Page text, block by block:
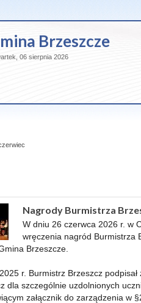
Brzeszcze
06 sierpnia 2026
Nagrody Burmistrza
W dniu 26 czerwca 2026 r. w
wręczenia nagród Burmistrza
Brzeszcze.
r. Burmistrz Brzeszcz
dla szczególnie uzdolnionych
załącznik do zarządzenia w